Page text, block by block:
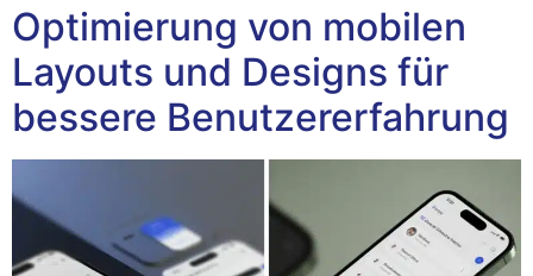
Optimierung von mobilen
Layouts und Designs für
bessere Benutzererfahrung